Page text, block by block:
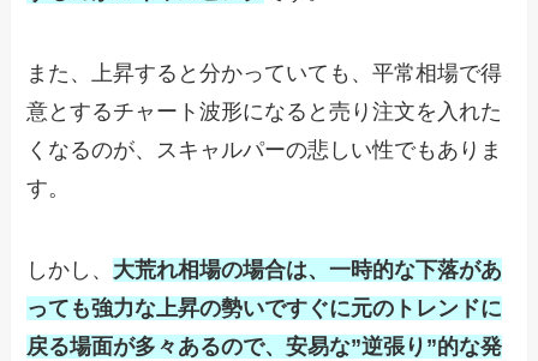
また、上昇すると分かっていても、平常相場で得
意とするチャート波形になると売り注文を入れた
くなるのが、スキャルパーの悲しい性でもありま
す。
しかし、 大荒れ相場の場合は、一時的な下落があ
っても強力な上昇の勢いですぐに元のトレンドに
戻る場面が多々あるので、安易な”逆張り”的な発